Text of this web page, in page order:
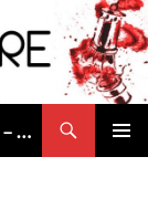
LA GUEULE NOIRE – Espace Autogéré – Saint Etienne